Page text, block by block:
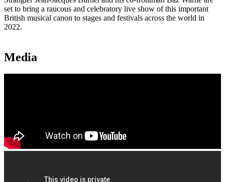
set to bring a raucous and celebratory live show of this important
British musical canon to stages and festivals across the world in
2022.
Media